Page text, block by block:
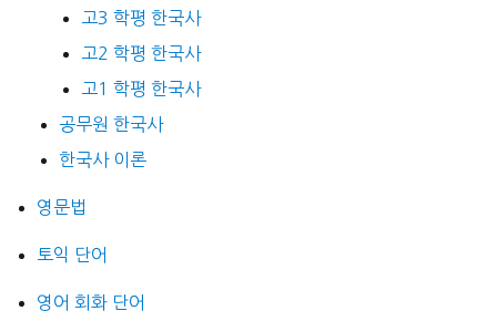
고3 학평 한국사
고2 학평 한국사
고1 학평 한국사
공무원 한국사
한국사 이론
영문법
토익 단어
영어 회화 단어